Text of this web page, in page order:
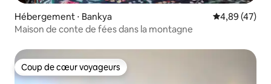
Hébergement ⋅ Bankya Évaluation
4,89 (47)
Maison de conte de fées dans la montagne
Coup de cœur voyageurs
Coup de cœur voyageurs